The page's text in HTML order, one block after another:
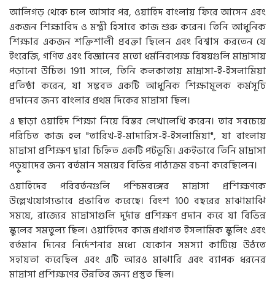
আলিগড় থেকে চলে আসার পর, ওয়াহিদ বাংলায় ফিরে আসেন এবং
একজন শিক্ষাবিদ ও মন্ত্রী হিসাবে কাজ শুরু করেন। তিনি আধুনিক
শিক্ষার একজন শক্তিশালী প্রবক্তা ছিলেন এবং বিশ্বাস করতেন যে
ইংরেজি, গণিত এবং বিজ্ঞানের মতো ধর্মনিরপেক্ষ বিষয়গুলি মাদ্রাসায়
পড়ানো উচিত। 1911 সালে, তিনি কলকাতায় মাদ্রাসা-ই-ইসলামিয়া
প্রতিষ্ঠা করেন, যা সম্ভবত একটি আধুনিক শিক্ষামূলক কর্মসূচি
প্রদানের জন্য বাংলার প্রথম দিকের মাদ্রাসা ছিল।
এ ছাড়া ওয়াহিদ শিক্ষা নিয়ে বিস্তর লেখালেখি করেন। তার সবচেয়ে
পরিচিত কাজ হল "তারিখ-ই-মাদারিস-ই-ইসলামিয়া", যা বাংলায়
মাদ্রাসা প্রশিক্ষণ দ্বারা চিহ্নিত একটি পটভূমি। একইভাবে তিনি মাদ্রাসা
পড়ুয়াদের জন্য বর্তমান সময়ের বিভিন্ন পাঠ্যক্রম রচনা করেছিলেন।
ওয়াহিদের পরিবর্তনগুলি পশ্চিমবঙ্গের মাদ্রাসা প্রশিক্ষণকে
উল্লেখযোগ্যভাবে প্রভাবিত করেছে। বিংশ 100 বছরের মাঝামাঝি
সময়ে, রাজ্যের মাদ্রাসাগুলি দুর্দান্ত প্রশিক্ষণ প্রদান করে যা বিভিন্ন
স্কুলের সমতুল্য ছিল। ওয়াহিদের কাজ প্রথাগত ইসলামিক স্কুলিং এবং
বর্তমান দিনের নির্দেশনার মধ্যে যেকোন সমস্যা কাটিয়ে উঠতে
সহায়তা করেছিল এবং এটি আরও মাঝারি এবং ব্যাপক ধরনের
মাদ্রাসা প্রশিক্ষণের উন্নতির জন্য প্রস্তুত ছিল।